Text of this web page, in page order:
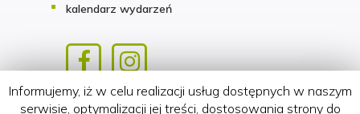
kalendarz wydarzeń
Copyright 2018-2026 HATTERIA.PL
Informujemy, iż w celu realizacji usług dostępnych w naszym
serwisie, optymalizacji jej treści, dostosowania strony do